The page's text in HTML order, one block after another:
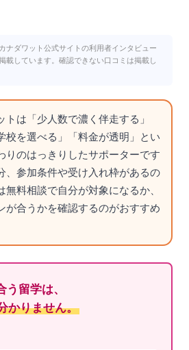
ナダワット公式サイトの利用者インタビュー
載しています。確認できない口コミは掲載し
トは「少人数で濃く伴走する」
校を選べる」「料金が透明」とい
りのはっきりしたサポーターです
、参加条件や受け入れ枠があるの
無料相談で自分が対象になるか、
が合うかを確認するのがおすすめ
留学は、
かりません。